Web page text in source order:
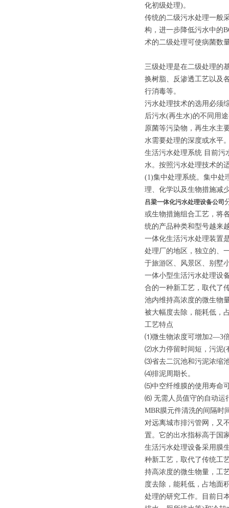
化初级处理)。
传统的二级污水处理一般
构，进一步降低污水中的
术的二级处理可使病菌数
三级处理是在二级处理的
换树脂、反渗透工艺以及
行消毒等。
污水处理技术的选用必须
后污水(再生水)的不同用
原菌等污染物，再生水主
水需要处理的深度或水平
生活污水处理系统 目前污
水。按照污水处理技术的
(1)集中处理系统。集中处
理、化学以及生物措施减
吕梁一体化污水处理设备公司
或生物措施组合工艺，将
统的产品种类和型号越来
一体化生活污水处理装置
处理厂的地区，独立的、
于旅游区、风景区、别墅
一体小型生活污水处理设
合的一种新工艺，取代了
池内维持高浓度的微生物
被大幅度去除，能耗低，
工艺特点
⑴微生物浓度可增加2—3
⑵水力停留时间短，污泥(
⑶省去二沉池和污泥浓缩
⑷排泥周期长。
⑸中空纤维膜的使用寿命
⑹ 无需人员值守的自动运
MBR膜元件清洗的间隔时
对远离城市排污管网，又
置。它的出水指标高于国
生活污水处理设备采用膜
种新工艺，取代了传统工
持高浓度的微生物量，工
度去除，能耗低，占地面
处理的研究工作。目前日